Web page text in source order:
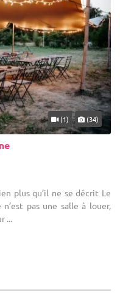
(1) (34)
plus qu’il ne se décrit Le
pas une salle à louer,
...